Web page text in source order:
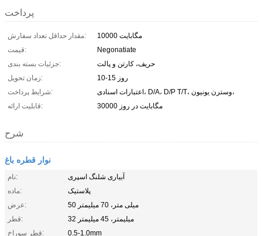
پرداخت
مقدار حداقل تعداد سفارش:
10000 مگابایت
قیمت:
Negonatiate
جزئیات بسته بندی:
حریف، کارتن و پالت
زمان تحویل:
10-15 روز
شرایط پرداخت:
اعتبارات اسنادی، D/A، D/P T/T، وسترن یونیون،
قابلیت ارائه:
30000 مگابایت در روز
شرح
نوار قطره باغ
نام:
آبیاری شلنگ اسپری
ماده:
پلاستیک
عرض:
50 میلی متر، 70 میلیمتر
قطر:
32 میلیمتر، 45 میلیمتر
قطر سوراخ:
0.5-1.0mm